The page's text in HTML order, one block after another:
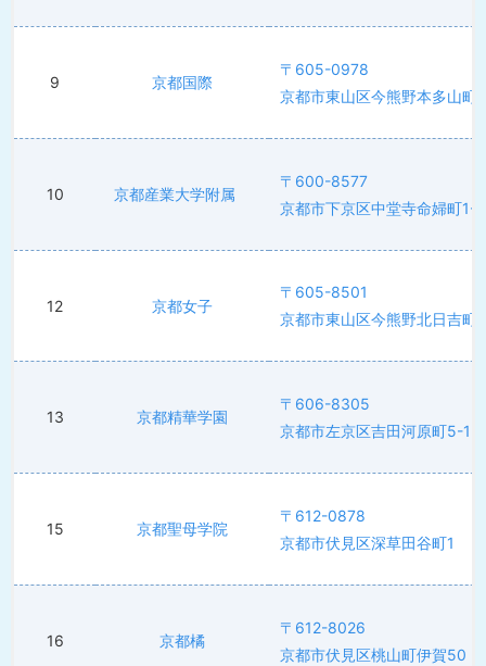
9 京都国際
〒605-0978
京都市東山区今熊野本多山町
10 京都産業大学附属
〒600-8577
京都市下京区中堂寺命婦町1-
12 京都女子
〒605-8501
京都市東山区今熊野北日吉町
13 京都精華学園
〒606-8305
京都市左京区吉田河原町5-1
15 京都聖母学院
〒612-0878
京都市伏見区深草田谷町1
16 京都橘
〒612-8026
京都市伏見区桃山町伊賀50